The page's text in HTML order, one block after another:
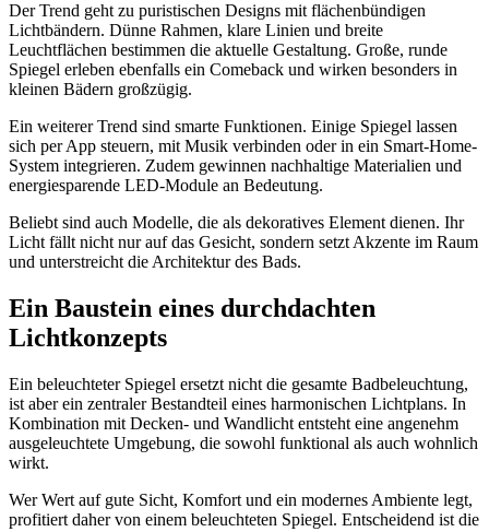
Der Trend geht zu puristischen Designs mit flächenbündigen
Lichtbändern. Dünne Rahmen, klare Linien und breite
Leuchtflächen bestimmen die aktuelle Gestaltung. Große, runde
Spiegel erleben ebenfalls ein Comeback und wirken besonders in
kleinen Bädern großzügig.
Ein weiterer Trend sind smarte Funktionen. Einige Spiegel lassen
sich per App steuern, mit Musik verbinden oder in ein Smart-Home-
System integrieren. Zudem gewinnen nachhaltige Materialien und
energiesparende LED-Module an Bedeutung.
Beliebt sind auch Modelle, die als dekoratives Element dienen. Ihr
Licht fällt nicht nur auf das Gesicht, sondern setzt Akzente im Raum
und unterstreicht die Architektur des Bads.
Ein Baustein eines durchdachten
Lichtkonzepts
Ein beleuchteter Spiegel ersetzt nicht die gesamte Badbeleuchtung,
ist aber ein zentraler Bestandteil eines harmonischen Lichtplans. In
Kombination mit Decken- und Wandlicht entsteht eine angenehm
ausgeleuchtete Umgebung, die sowohl funktional als auch wohnlich
wirkt.
Wer Wert auf gute Sicht, Komfort und ein modernes Ambiente legt,
profitiert daher von einem beleuchteten Spiegel. Entscheidend ist die